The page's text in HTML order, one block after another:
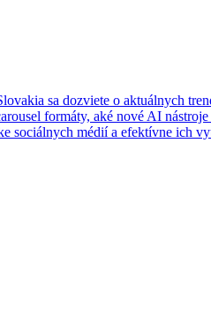
sa dozviete o aktuálnych
formáty, aké nové AI
sociálnych médií a efektívne ich